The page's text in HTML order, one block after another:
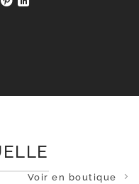
Voir en boutique